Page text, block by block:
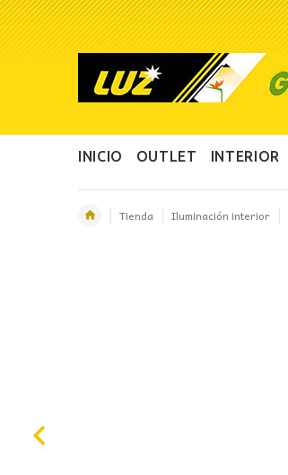
INICIO OUTLET INTERIOR
Tienda Iluminación interior